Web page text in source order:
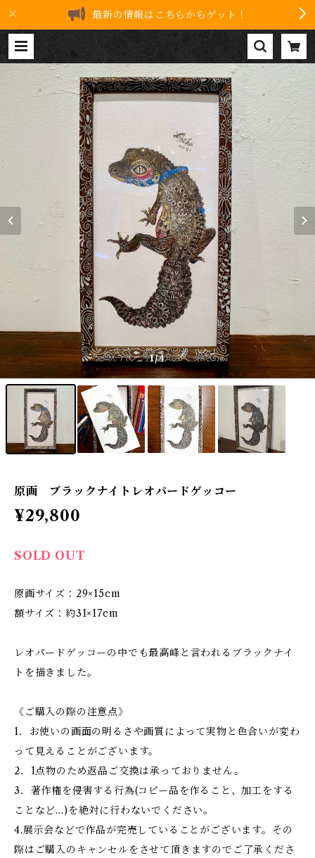
最新の情報はこちらからゲット！
1/4
原画 ブラックナイトレオパードゲッコー
¥29,800
SOLD OUT
原画サイズ：29×15cm
額サイズ：約31×17cm
レオパードゲッコーの中でも最高峰と言われるブラックナイ
トを描きました。
《ご購入の際の注意点》
1．お使いの画面の明るさや画質によって実物と色合いが変わ
って見えることがございます。
2．1点物のため返品ご交換は承っておりません。
3．著作権を侵害する行為(コピー品を作ること、加工をする
ことなど…)を絶対に行わないでください。
4.展示会などで作品が完売していることがございます。その
際はご購入のキャンセルをさせて頂きますのでご了承くださ